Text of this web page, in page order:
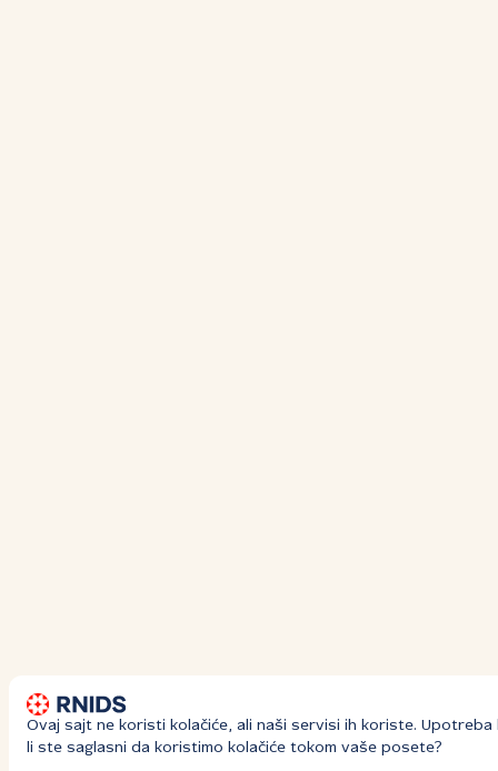
Ovaj sajt ne koristi kolačiće, ali naši servisi ih koriste. Upotreba
li ste saglasni da koristimo kolačiće tokom vaše posete?